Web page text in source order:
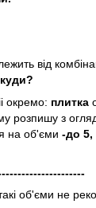
від
окремо: плитка
розпишу з
на об'єми -до 5,
об'єми не